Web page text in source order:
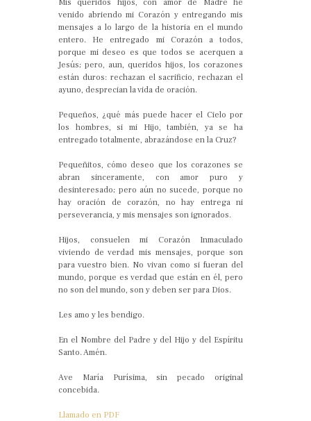
Mis queridos hijos, con amor de Madre he
venido abriendo mi Corazón y entregando mis
mensajes a lo largo de la historia en el mundo
entero. He entregado mi Corazón a todos,
porque mi deseo es que todos se acerquen a
Jesús; pero, aun, queridos hijos, los corazones
están duros: rechazan el sacrificio, rechazan el
ayuno, desprecian la vida de oración.
Pequeños, ¿qué más puede hacer el Cielo por
los hombres, si mi Hijo, también, ya se ha
entregado totalmente, abrazándose en la Cruz?
Pequeñitos, cómo deseo que los corazones se
abran sinceramente, con amor puro y
desinteresado; pero aún no sucede, porque no
hay oración de corazón, no hay entrega ni
perseverancia, y mis mensajes son ignorados.
Hijos, consuelen mi Corazón Inmaculado
viviendo de verdad mis mensajes, porque son
para vuestro bien. No vivan como si fueran del
mundo, porque es verdad que están en él, pero
no son del mundo, son y deben ser para Dios.
Les amo y les bendigo.
En el Nombre del Padre y del Hijo y del Espíritu
Santo. Amén.
Ave María Purísima, sin pecado original
concebida.
Llamado en PDF